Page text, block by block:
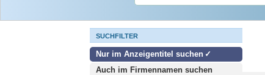
SUCHFILTER
Nur im Anzeigentitel suchen
Auch im Firmennamen suchen